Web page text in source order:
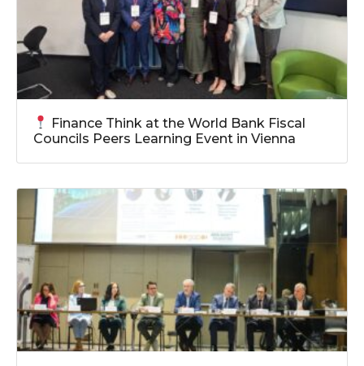
Finance Think at the World Bank Fiscal
Councils Peers Learning Event in Vienna